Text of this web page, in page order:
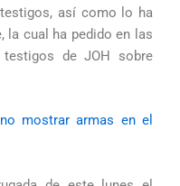
así como lo ha
la cual ha pedido en las
de JOH sobre
mostrar armas en el